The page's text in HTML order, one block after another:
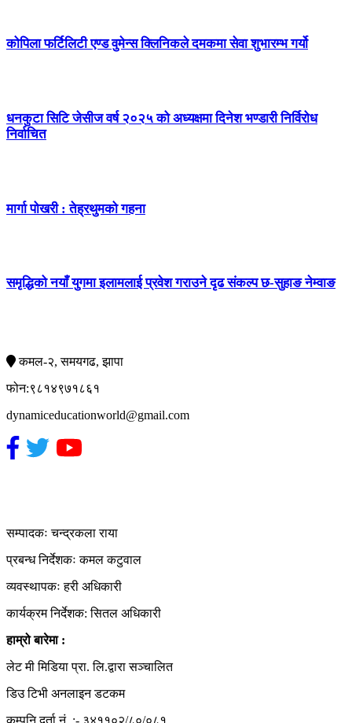
कोपिला फर्टिलिटी एण्ड वुमेन्स क्लिनिकले दमकमा सेवा शुभारम्भ गर्यो
धनकुटा सिटि जेसीज वर्ष २०२५ को अध्यक्षमा दिनेश भण्डारी निर्विरोध
निर्वाचित
मार्गा पोखरी : तेह्रथुमको गहना
समृद्धिको नयाँ युगमा इलामलाई प्रवेश गराउने दृढ संकल्प छ-सुहाङ नेम्वाङ
कमल-२, समयगढ, झापा
फोन:९८१४९७१८६१
dynamiceducationworld@gmail.com
सम्पादकः चन्द्रकला राया
प्रबन्ध निर्देशकः कमल कटुवाल
व्यवस्थापकः हरी अधिकारी
कार्यक्रम निर्देशक: सितल अधिकारी
हाम्रो बारेमा :
लेट मी मिडिया प्रा. लि.द्वारा सञ्चालित
डिउ टिभी अनलाइन डटकम
कम्पनि दर्ता नं. :- ३४११०२/८०/०८१